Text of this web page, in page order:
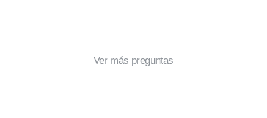
Ver más preguntas